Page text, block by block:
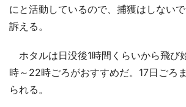
にと活動しているので、捕獲はしない
訴える。
ホタルは日没後1時間くらいから飛び
時～22時ごろがおすすめだ。17日ごろ
られる。